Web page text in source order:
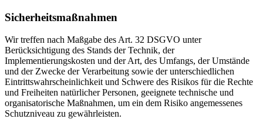
Sicherheitsmaßnahmen
Wir treffen nach Maßgabe des Art. 32 DSGVO unter
Berücksichtigung des Stands der Technik, der
Implementierungskosten und der Art, des Umfangs, der Umstände
und der Zwecke der Verarbeitung sowie der unterschiedlichen
Eintrittswahrscheinlichkeit und Schwere des Risikos für die Rechte
und Freiheiten natürlicher Personen, geeignete technische und
organisatorische Maßnahmen, um ein dem Risiko angemessenes
Schutzniveau zu gewährleisten.